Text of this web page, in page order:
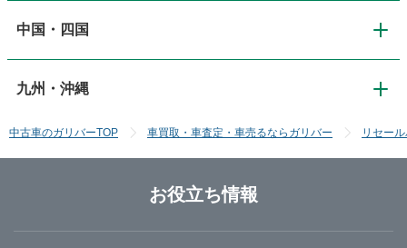
福島
神奈川
新潟
長野
富山
関西
大阪
京都
中国・四国
中国・四国
九州・沖縄
中古車のガリバーTOP 車買取・車査定・車売るならガリバー リセー
お役立ち情報